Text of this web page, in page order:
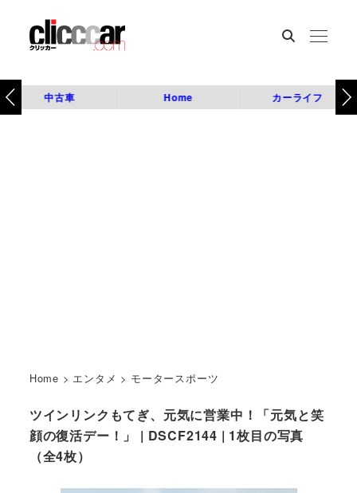
中古車 Home カーライフ
Home > エンタメ > モータースポーツ
ツインリンクもてぎ、元気に営業中！「元気と笑
顔の復活デー！」 | DSCF2144 | 1枚目の写真
（全4枚）